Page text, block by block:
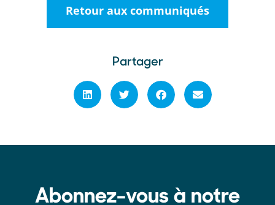
Retour aux communiqués
Partager
Abonnez-vous à notre